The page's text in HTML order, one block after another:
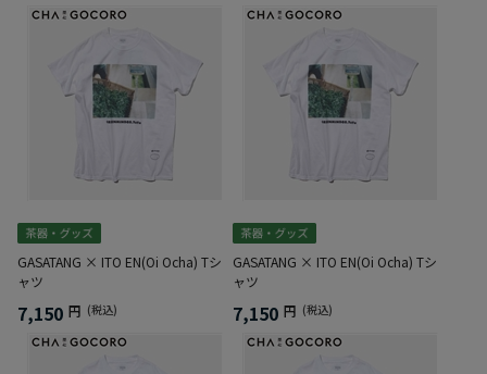
GASATANG × ITO EN(Oi Ocha) Tシ
ャツ
7,150 円 (税込)
GASATANG × ITO EN(Oi Ocha) Tシ
ャツ
7,150 円 (税込)